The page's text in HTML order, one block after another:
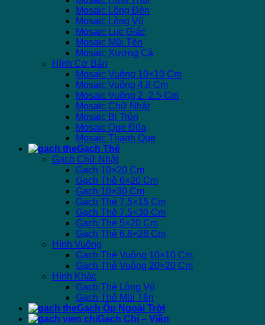
Mosaic Lồng Đèn
Mosaic Lông Vũ
Mosaic Lục Giác
Mosaic Mũi Tên
Mosaic Xương Cá
Hình Cơ Bản
Mosaic Vuông 10×10 Cm
Mosaic Vuông 4.8 Cm
Mosaic Vuông 2 -2.5 Cm
Mosaic Chữ Nhật
Mosaic Bi Tròn
Mosaic Que Đũa
Mosaic Thanh Que
Gạch Thẻ
Gạch Chữ Nhật
Gạch 10×20 Cm
Gạch Thẻ 6×20 Cm
Gạch 10×30 Cm
Gạch Thẻ 7.5×15 Cm
Gạch Thẻ 7.5×30 Cm
Gạch Thẻ 5×20 Cm
Gạch Thẻ 6.8×28 Cm
Hình Vuông
Gạch Thẻ Vuông 10×10 Cm
Gạch Thẻ Vuông 20×20 Cm
Hình Khác
Gạch Thẻ Lông Vũ
Gạch Thẻ Mũi Tên
Gạch Ốp Ngoài Trời
Gạch Chỉ – Viền